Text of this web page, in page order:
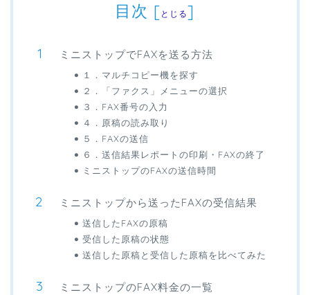
目次 [ とじる]
ミニストップでFAXを送る方法
１．マルチコピー機を探す
２．「ファクス」メニューの選択
３．FAX番号の入力
４．原稿の読み取り
５．FAXの送信
６．送信結果レポートの印刷・FAXの終了
ミニストップのFAXの送信時間
ミニストップから送ったFAXの受信結果
送信したFAXの原稿
受信した原稿の状態
送信した原稿と受信した原稿を比べてみた
ミニストップのFAX料金の一覧